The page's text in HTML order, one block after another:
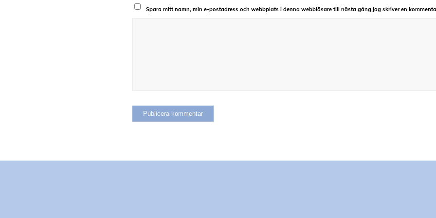
Spara mitt namn, min e-postadress och webbplats i denna webbläsare till nästa gång jag skriver en